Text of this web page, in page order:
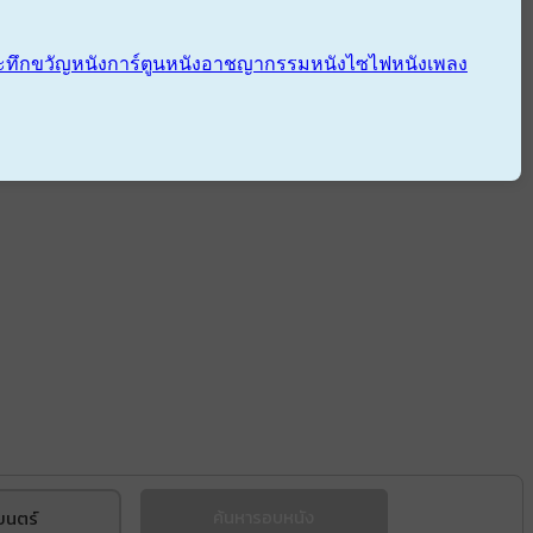
ทึกขวัญหนังการ์ตูนหนังอาชญากรรมหนังไซไฟหนังเพลง
นตร์